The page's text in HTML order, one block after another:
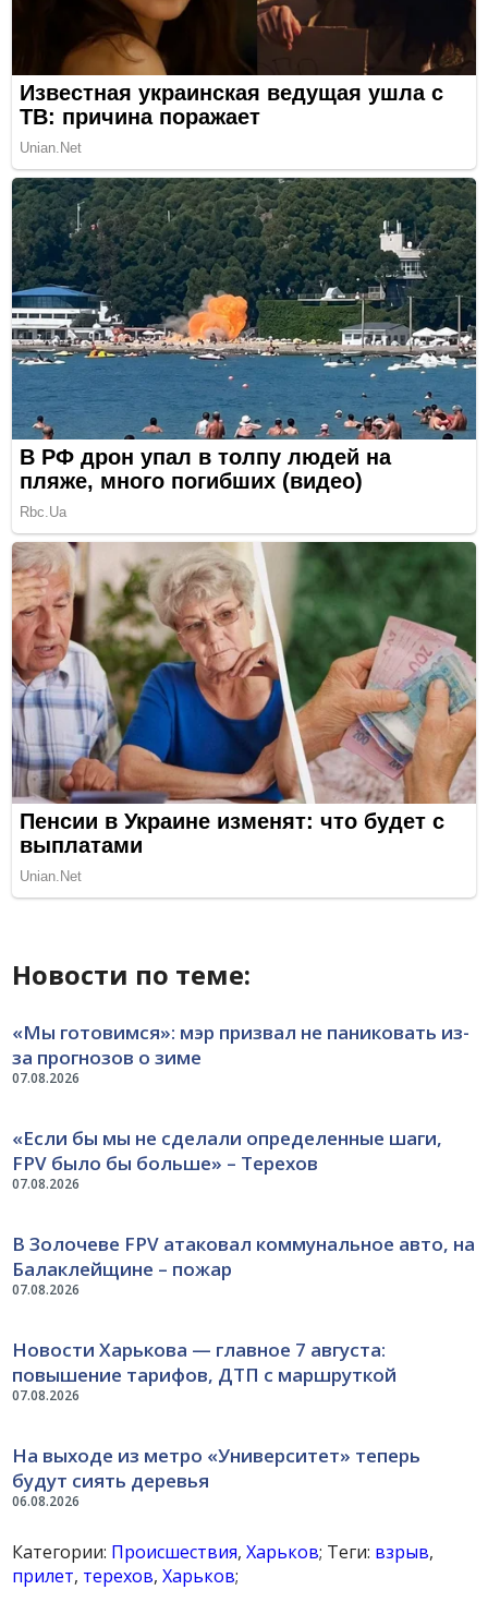
Новости по теме:
07.08.2026
«Мы готовимся»: мэр призвал не паниковать из-
за прогнозов о зиме
07.08.2026
«Если бы мы не сделали определенные шаги,
FPV было бы больше» – Терехов
07.08.2026
В Золочеве FPV атаковал коммунальное авто, на
Балаклейщине – пожар
07.08.2026
Новости Харькова — главное 7 августа:
повышение тарифов, ДТП с маршруткой
06.08.2026
На выходе из метро «Университет» теперь
будут сиять деревья
Категории: Происшествия,Харьков; Теги: взрыв,
прилет, терехов,Харьков;